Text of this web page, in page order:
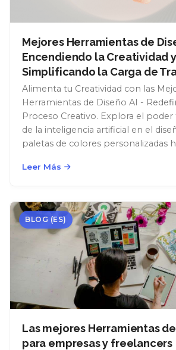
Mejores Herramientas de
Encendiendo la Creatividad y
Simplificando la Carga de
Alimenta tu Creatividad con las
Herramientas de Diseño AI -
Proceso Creativo. Explora el
de la inteligencia artificial en el
paletas de colores personalizadas
revolucionan la creatividad,
por AI.
Leer Más
BLOG (ES)
Las mejores Herramientas
para empresas y freelancers